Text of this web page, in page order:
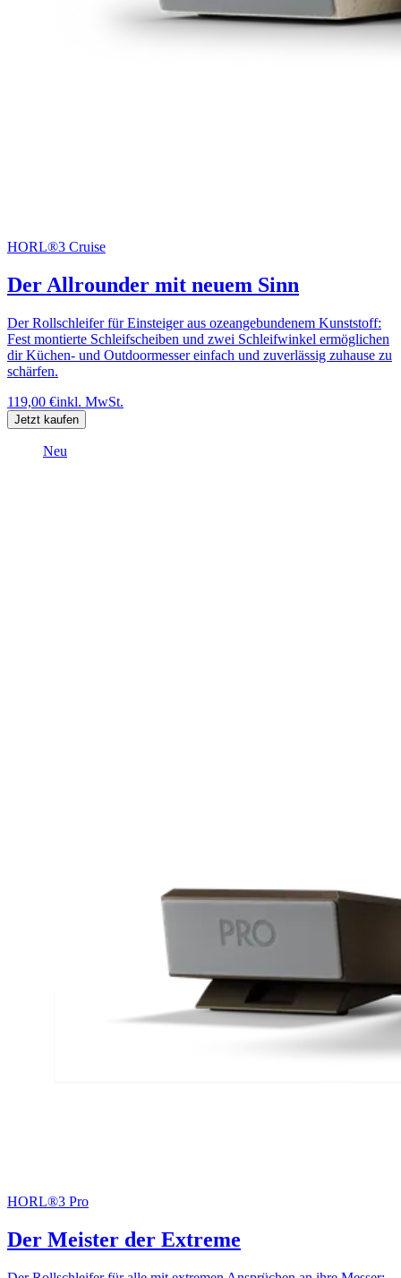
HORL®3 Cruise
Der Allrounder mit neuem Sinn
Der Rollschleifer für Einsteiger aus ozeangebundenem Kunststoff:
Fest montierte Schleifscheiben und zwei Schleifwinkel ermöglichen
dir Küchen- und Outdoormesser einfach und zuverlässig zuhause zu
schärfen.
119,00 €inkl. MwSt.
Jetzt kaufen
Neu
HORL®3 Pro
Der Meister der Extreme